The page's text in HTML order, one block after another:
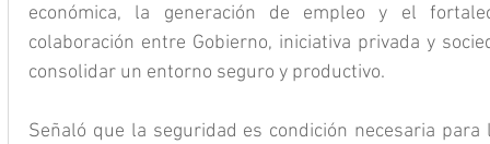
económica, la generación de empleo y el
colaboración entre Gobierno, iniciativa privada y
consolidar un entorno seguro y productivo.
Señaló que la seguridad es condición necesaria